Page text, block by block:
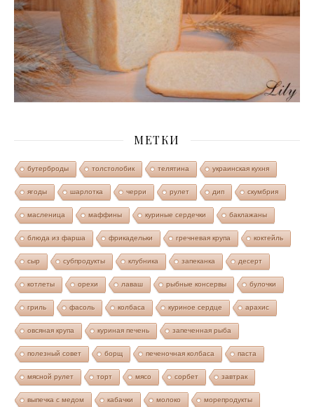
МЕТКИ
бутерброды толстолобик телятина украинская кухня
ягоды шарлотка черри рулет дип скумбрия
масленица маффины куриные сердечки баклажаны
блюда из фарша фрикадельки гречневая крупа коктейль
сыр субпродукты клубника запеканка десерт
котлеты орехи лаваш рыбные консервы булочки
гриль фасоль колбаса куриное сердце арахис
овсяная крупа куриная печень запеченная рыба
полезный совет борщ печеночная колбаса паста
мясной рулет торт мясо сорбет завтрак
выпечка с медом кабачки молоко морепродукты